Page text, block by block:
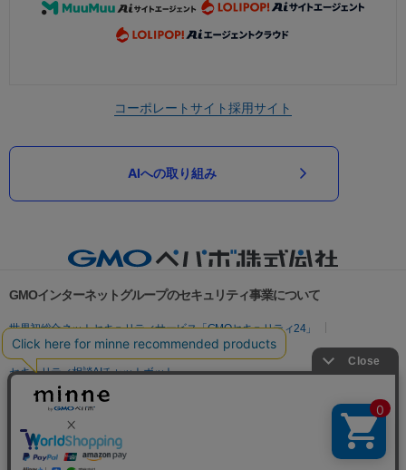
コーポレートサイト採用サイト
AIへの取り組み
GMOインターネットグループのセキュリティ事業について
世界初総合ネットセキュリティサービス「GMOセキュリティ24」
パスワード漏洩診断
Webサイトリスク診断
セキュリティ相談AIチャットボット
実在証明・盗聴対策
サイバー攻撃対策（GMO Flatt Security）
セキュリティ事業の軌跡